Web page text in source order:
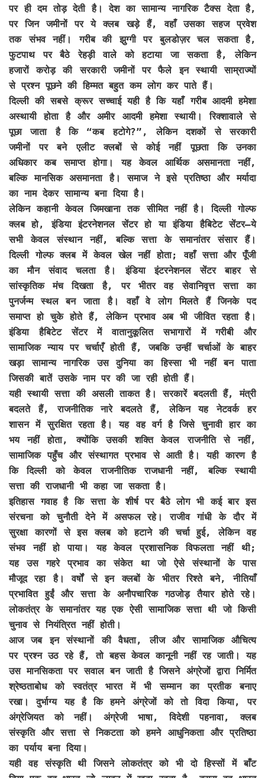
पर ही दम तोड़ देती है। देश का सामान्य नागरिक टैक्स देता है,
पर जिन जमीनों पर ये क्लब खड़े हैं, वहाँ उसका सहज प्रवेश
तक संभव नहीं। गरीब की झुग्गी पर बुलडोज़र चल सकता है,
फुटपाथ पर बैठे रेहड़ी वाले को हटाया जा सकता है, लेकिन
हजारों करोड़ की सरकारी जमीनों पर फैले इन स्थायी साम्राज्यों
से प्रश्न पूछने की हिम्मत बहुत कम लोग कर पाते हैं।
दिल्ली की सबसे क्रूर सच्चाई यही है कि यहाँ गरीब आदमी हमेशा
अस्थायी होता है और अमीर आदमी हमेशा स्थायी। रिक्शावाले से
पूछा जाता है कि “कब हटोगे?”, लेकिन दशकों से सरकारी
जमीनों पर बने एलीट क्लबों से कोई नहीं पूछता कि उनका
अधिकार कब समाप्त होगा। यह केवल आर्थिक असमानता नहीं,
बल्कि मानसिक असमानता है। समाज ने इसे प्रतिष्ठा और मर्यादा
का नाम देकर सामान्य बना दिया है।
लेकिन कहानी केवल जिमखाना तक सीमित नहीं है। दिल्ली गोल्फ
क्लब हो, इंडिया इंटरनेशनल सेंटर हो या इंडिया हैबिटेट सेंटर—ये
सभी केवल संस्थान नहीं, बल्कि सत्ता के समानांतर संसार हैं।
दिल्ली गोल्फ क्लब में केवल खेल नहीं होता; वहाँ सत्ता और पूँजी
का मौन संवाद चलता है। इंडिया इंटरनेशनल सेंटर बाहर से
सांस्कृतिक मंच दिखता है, पर भीतर वह सेवानिवृत्त सत्ता का
पुनर्जन्म स्थल बन जाता है। वहाँ वे लोग मिलते हैं जिनके पद
समाप्त हो चुके होते हैं, लेकिन प्रभाव अब भी जीवित रहता है।
इंडिया हैबिटेट सेंटर में वातानुकूलित सभागारों में गरीबी और
सामाजिक न्याय पर चर्चाएँ होती हैं, जबकि उन्हीं चर्चाओं के बाहर
खड़ा सामान्य नागरिक उस दुनिया का हिस्सा भी नहीं बन पाता
जिसकी बातें उसके नाम पर की जा रही होती हैं।
यही स्थायी सत्ता की असली ताकत है। सरकारें बदलती हैं, मंत्री
बदलते हैं, राजनीतिक नारे बदलते हैं, लेकिन यह नेटवर्क हर
शासन में सुरक्षित रहता है। यह वह वर्ग है जिसे चुनावी हार का
भय नहीं होता, क्योंकि उसकी शक्ति केवल राजनीति से नहीं,
सामाजिक पहुँच और संस्थागत प्रभाव से आती है। यही कारण है
कि दिल्ली को केवल राजनीतिक राजधानी नहीं, बल्कि स्थायी
सत्ता की राजधानी भी कहा जा सकता है।
इतिहास गवाह है कि सत्ता के शीर्ष पर बैठे लोग भी कई बार इस
संरचना को चुनौती देने में असफल रहे। राजीव गांधी के दौर में
सुरक्षा कारणों से इस क्लब को हटाने की चर्चा हुई, लेकिन वह
संभव नहीं हो पाया। यह केवल प्रशासनिक विफलता नहीं थी;
यह उस गहरे प्रभाव का संकेत था जो ऐसे संस्थानों के पास
मौजूद रहा है। वर्षों से इन क्लबों के भीतर रिश्ते बने, नीतियाँ
प्रभावित हुईं और सत्ता के अनौपचारिक गठजोड़ तैयार होते रहे।
लोकतंत्र के समानांतर यह एक ऐसी सामाजिक सत्ता थी जो किसी
चुनाव से नियंत्रित नहीं होती।
आज जब इन संस्थानों की वैधता, लीज और सामाजिक औचित्य
पर प्रश्न उठ रहे हैं, तो बहस केवल कानूनी नहीं रह जाती। यह
उस मानसिकता पर सवाल बन जाती है जिसने अंग्रेजों द्वारा निर्मित
श्रेष्ठताबोध को स्वतंत्र भारत में भी सम्मान का प्रतीक बनाए
रखा। दुर्भाग्य यह है कि हमने अंग्रेजों को तो विदा किया, पर
अंग्रेजियत को नहीं। अंग्रेजी भाषा, विदेशी पहनावा, क्लब
संस्कृति और सत्ता से निकटता को हमने आधुनिकता और प्रतिष्ठा
का पर्याय बना दिया।
यही वह संस्कृति थी जिसने लोकतंत्र को भी दो हिस्सों में बाँट